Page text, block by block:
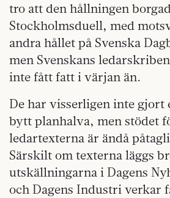
tro att den hållningen
Stockholmsduell, med
andra hållet på Svenska
men Svenskans
inte fått fatt i värjan än.
De har visserligen inte gjort
bytt planhalva, men stödet
ledartexterna är ändå
Särskilt om texterna läggs
utskällningarna i Dagens
och Dagens Industri verkar